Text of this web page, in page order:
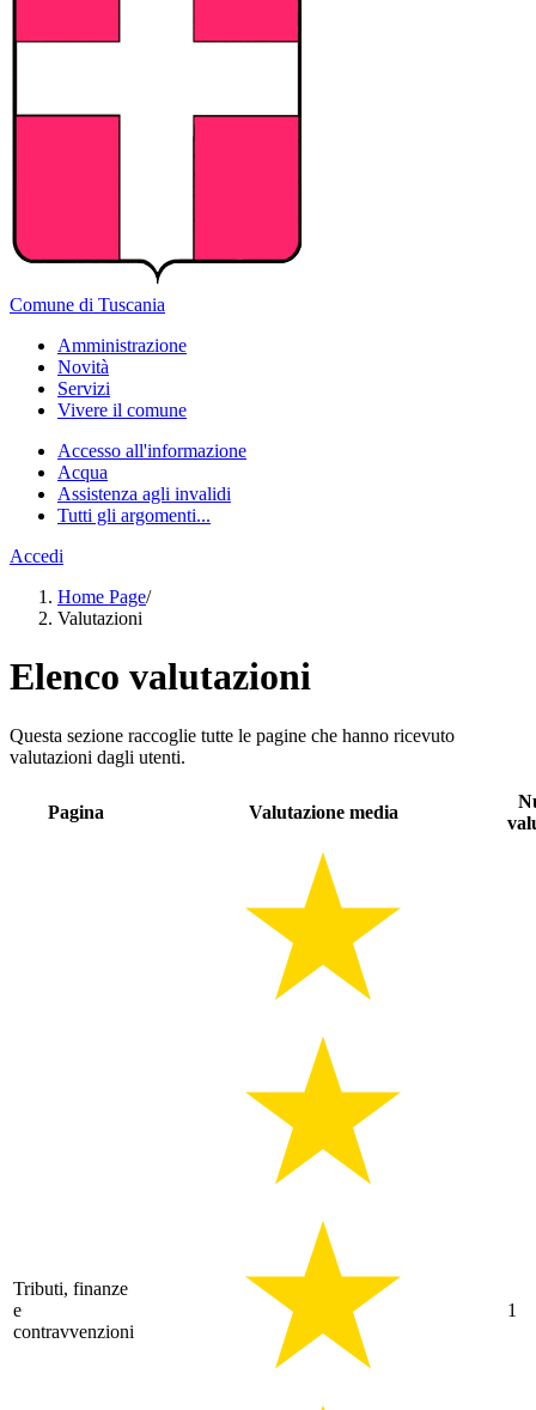
Comune di Tuscania
Amministrazione
Novità
Servizi
Vivere il comune
Accesso all'informazione
Acqua
Assistenza agli invalidi
Tutti gli argomenti...
Accedi
Home Page/
Valutazioni
Elenco valutazioni
Questa sezione raccoglie tutte le pagine che hanno ricevuto
valutazioni dagli utenti.
Pagina Valutazione media
Tributi, finanze
e
contravvenzioni
1